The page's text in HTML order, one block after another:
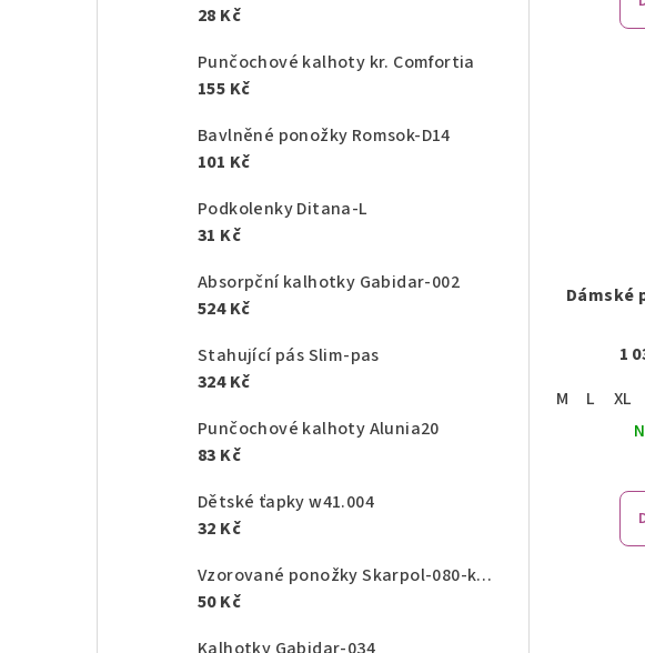
28 Kč
Punčochové kalhoty kr. Comfortia
155 Kč
Bavlněné ponožky Romsok-D14
101 Kč
Podkolenky Ditana-L
31 Kč
Absorpční kalhotky Gabidar-002
524 Kč
Stahující pás Slim-pas
324 Kč
Punčochové kalhoty Alunia20
83 Kč
Dětské ťapky w41.004
32 Kč
Vzorované ponožky Skarpol-080-kaktus
50 Kč
Dámské
1
M
L XL